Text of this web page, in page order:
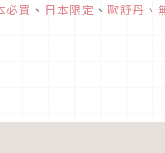
必買 、 日本限定 、 歐舒丹 、